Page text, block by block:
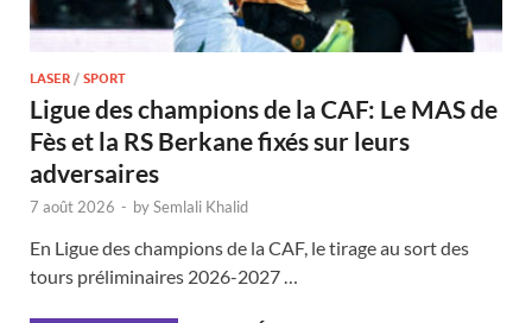
LASER / SPORT
Ligue des champions de la CAF: Le MAS de
Fès et la RS Berkane fixés sur leurs
adversaires
7 août 2026 - bySemlali Khalid
En Ligue des champions de la CAF, le tirage au sort des
tours préliminaires 2026-2027 …